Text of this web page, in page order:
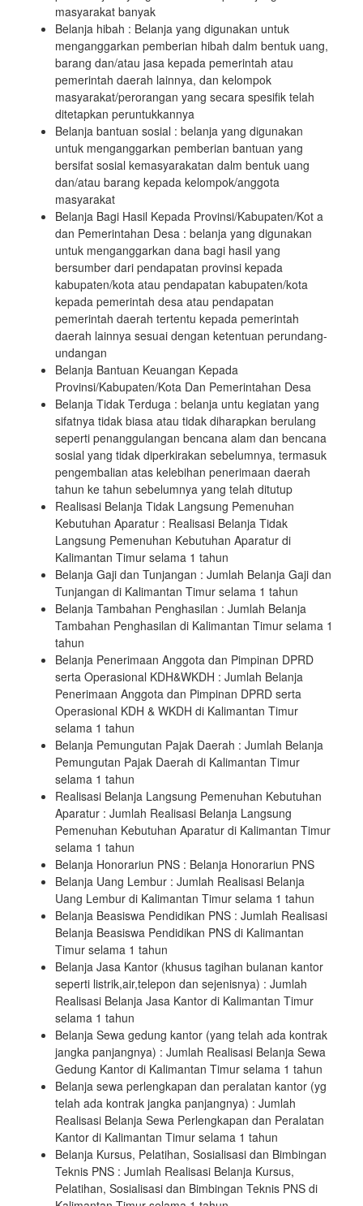
masyarakat banyak
Belanja hibah : Belanja yang digunakan untuk
menganggarkan pemberian hibah dalm bentuk uang,
barang dan/atau jasa kepada pemerintah atau
pemerintah daerah lainnya, dan kelompok
masyarakat/perorangan yang secara spesifik telah
ditetapkan peruntukkannya
Belanja bantuan sosial : belanja yang digunakan
untuk menganggarkan pemberian bantuan yang
bersifat sosial kemasyarakatan dalm bentuk uang
dan/atau barang kepada kelompok/anggota
masyarakat
Belanja Bagi Hasil Kepada Provinsi/Kabupaten/Kot a
dan Pemerintahan Desa : belanja yang digunakan
untuk menganggarkan dana bagi hasil yang
bersumber dari pendapatan provinsi kepada
kabupaten/kota atau pendapatan kabupaten/kota
kepada pemerintah desa atau pendapatan
pemerintah daerah tertentu kepada pemerintah
daerah lainnya sesuai dengan ketentuan perundang-
undangan
Belanja Bantuan Keuangan Kepada
Provinsi/Kabupaten/Kota Dan Pemerintahan Desa
Belanja Tidak Terduga : belanja untu kegiatan yang
sifatnya tidak biasa atau tidak diharapkan berulang
seperti penanggulangan bencana alam dan bencana
sosial yang tidak diperkirakan sebelumnya, termasuk
pengembalian atas kelebihan penerimaan daerah
tahun ke tahun sebelumnya yang telah ditutup
Realisasi Belanja Tidak Langsung Pemenuhan
Kebutuhan Aparatur : Realisasi Belanja Tidak
Langsung Pemenuhan Kebutuhan Aparatur di
Kalimantan Timur selama 1 tahun
Belanja Gaji dan Tunjangan : Jumlah Belanja Gaji dan
Tunjangan di Kalimantan Timur selama 1 tahun
Belanja Tambahan Penghasilan : Jumlah Belanja
Tambahan Penghasilan di Kalimantan Timur selama 1
tahun
Belanja Penerimaan Anggota dan Pimpinan DPRD
serta Operasional KDH&WKDH : Jumlah Belanja
Penerimaan Anggota dan Pimpinan DPRD serta
Operasional KDH & WKDH di Kalimantan Timur
selama 1 tahun
Belanja Pemungutan Pajak Daerah : Jumlah Belanja
Pemungutan Pajak Daerah di Kalimantan Timur
selama 1 tahun
Realisasi Belanja Langsung Pemenuhan Kebutuhan
Aparatur : Jumlah Realisasi Belanja Langsung
Pemenuhan Kebutuhan Aparatur di Kalimantan Timur
selama 1 tahun
Belanja Honorariun PNS : Belanja Honorariun PNS
Belanja Uang Lembur : Jumlah Realisasi Belanja
Uang Lembur di Kalimantan Timur selama 1 tahun
Belanja Beasiswa Pendidikan PNS : Jumlah Realisasi
Belanja Beasiswa Pendidikan PNS di Kalimantan
Timur selama 1 tahun
Belanja Jasa Kantor (khusus tagihan bulanan kantor
seperti listrik,air,telepon dan sejenisnya) : Jumlah
Realisasi Belanja Jasa Kantor di Kalimantan Timur
selama 1 tahun
Belanja Sewa gedung kantor (yang telah ada kontrak
jangka panjangnya) : Jumlah Realisasi Belanja Sewa
Gedung Kantor di Kalimantan Timur selama 1 tahun
Belanja sewa perlengkapan dan peralatan kantor (yg
telah ada kontrak jangka panjangnya) : Jumlah
Realisasi Belanja Sewa Perlengkapan dan Peralatan
Kantor di Kalimantan Timur selama 1 tahun
Belanja Kursus, Pelatihan, Sosialisasi dan Bimbingan
Teknis PNS : Jumlah Realisasi Belanja Kursus,
Pelatihan, Sosialisasi dan Bimbingan Teknis PNS di